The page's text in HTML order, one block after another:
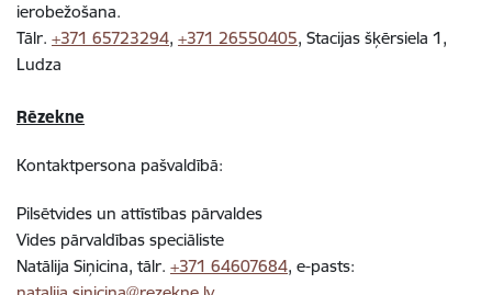
ierobežošana.
Tālr. +371 65723294, +371 26550405, Stacijas šķērsiela 1,
Ludza
Rēzekne
Kontaktpersona pašvaldībā:
Pilsētvides un attīstības pārvaldes
Vides pārvaldības speciāliste
Natālija Siņicina, tālr. +371 64607684, e-pasts: